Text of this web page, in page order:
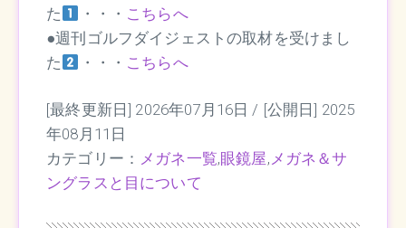
た
・・・ こちらへ
●週刊ゴルフダイジェストの取材を受けまし
た
・・・ こちらへ
[最終更新日] 2026年07月16日 / [公開日] 2025
年08月11日
カテゴリー： メガネ一覧,眼鏡屋,メガネ＆サ
ングラスと目について